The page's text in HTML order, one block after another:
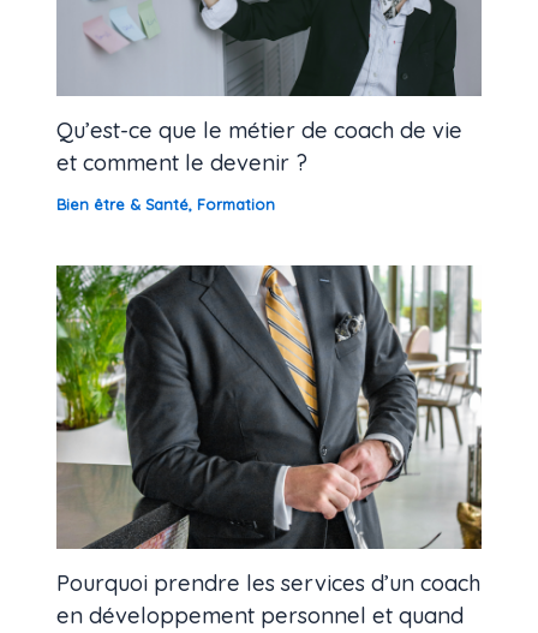
Qu’est-ce que le métier de coach de vie
et comment le devenir ?
Bien être & Santé,Formation
Pourquoi prendre les services d’un coach
en développement personnel et quand